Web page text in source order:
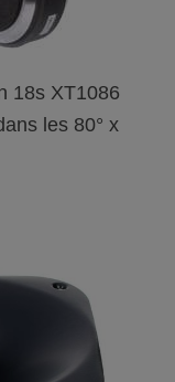
18s XT1086
les 80° x